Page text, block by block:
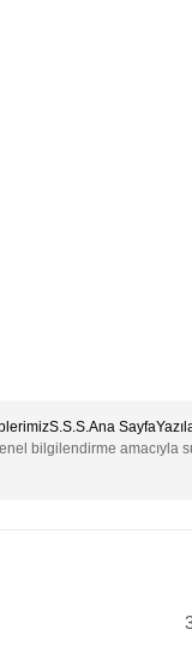
S.S.S. Ana Sayfa
bilgilendirme amacıyla